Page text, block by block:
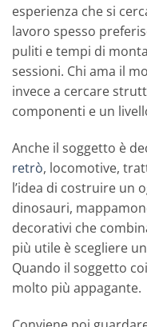
esperienza che si
lavoro spesso
puliti e tempi di
sessioni. Chi ama il
invece a cercare
componenti e un
Anche il soggetto è
retrò, locomotive,
l’idea di costruire un
dinosauri,
decorativi che
più utile è scegliere
Quando il soggetto
molto più appagante.